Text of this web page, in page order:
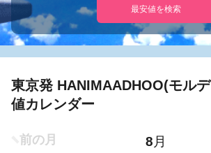
最安値を検索
東京発 HANIMAADHOO(モル
値カレンダー